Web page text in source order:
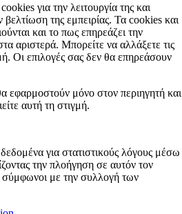
για την λειτουργία της και
βελτίωση της εμπειρίας. Τα cookies και
και το πως επηρεάζει την
αριστερά. Μπορείτε να αλλάξετε τις
Οι επιλογές σας δεν θα επηρεάσουν
εφαρμοστούν μόνο στον περιηγητή και
αυτή τη στιγμή.
για στατιστικούς λόγους μέσω
την πλοήγηση σε αυτόν τον
σύμφωνοι με την συλλογή των